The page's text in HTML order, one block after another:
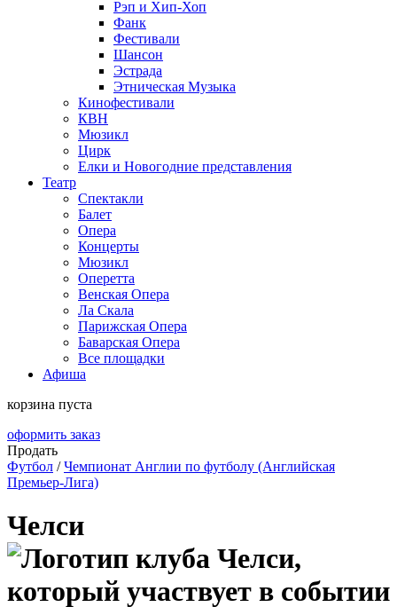
Рэп и Хип-Хоп
Фанк
Фестивали
Шансон
Эстрада
Этническая Музыка
Кинофестивали
КВН
Мюзикл
Цирк
Елки и Новогодние представления
Театр
Спектакли
Балет
Опера
Концерты
Мюзикл
Оперетта
Венская Опера
Ла Скала
Парижская Опера
Баварская Опера
Все площадки
Афиша
корзина пуста
оформить заказ
Продать
Футбол /Чемпионат Англии по футболу (Английская
Премьер-Лига)
Челси